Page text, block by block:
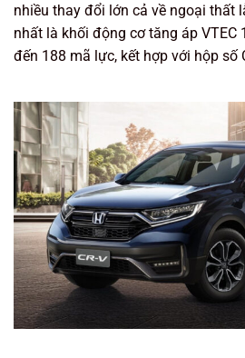
nhiều thay đổi lớn cả về ngoại thất
nhất là khối động cơ tăng áp VTEC
đến 188 mã lực, kết hợp với hộp số